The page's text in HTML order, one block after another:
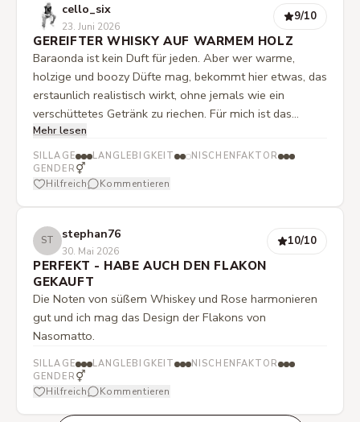
cello_six
23. Juni 2026
9/10
GEREIFTER WHISKY AUF WARMEM HOLZ
Baraonda ist kein Duft für jeden. Aber wer warme,
holzige und boozy Düfte mag, bekommt hier etwas, das
erstaunlich realistisch wirkt, ohne jemals wie ein
verschüttetes Getränk zu riechen. Für mich ist das
weniger ein Parfum als vielmehr ein Stimmungsbild.
Kein lauter Aufreißer, sondern ein Duft mit Charakter.
Einer, den man nicht unbedingt trägt, um anderen zu
gefallen, sondern weil man selbst genau auf diese
warme, holzige Whisky - Atmosphäre Lust hat.
Mehr lesen
SILLAGE LANGLEBIGKEIT
NISCHENFAKTOR
GENDER ⚥
Hilfreich Kommentieren
ST stephan76
30. Mai 2026
10/10
PERFEKT - HABE AUCH DEN FLAKON
GEKAUFT
Die Noten von süßem Whiskey und Rose harmonieren
gut und ich mag das Design der Flakons von
Nasomatto.
SILLAGE LANGLEBIGKEIT
NISCHENFAKTOR
GENDER ⚥
Hilfreich Kommentieren